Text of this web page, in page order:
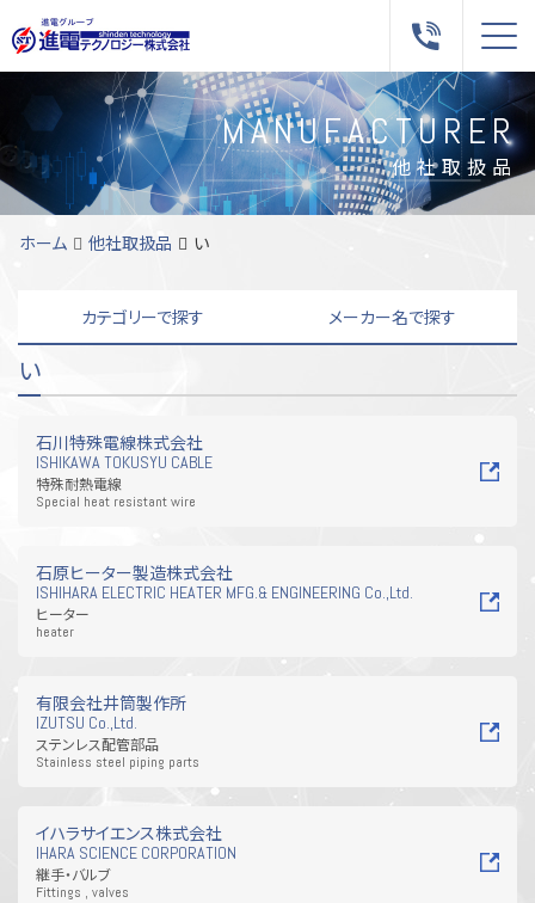
MANUFACTURER
他社取扱品
ホーム 他社取扱品 い
カテゴリーで探す メーカー名で探す
計測・測定・検査
ファン・ポンプ
油圧機器
動力伝達機器
配管機器
工具・資材・消耗品
し
す せ そ た ち つ て と
な
に
は の ま
る
海外メーカー
い
石川特殊電線株式会社
ISHIKAWA TOKUSYU CABLE
特殊耐熱電線
Special heat resistant wire
石原ヒーター製造株式会社
ISHIHARA ELECTRIC HEATER MFG.& ENGINEERING Co.,Ltd.
ヒーター
heater
有限会社井筒製作所
IZUTSU Co.,Ltd.
ステンレス配管部品
Stainless steel piping parts
イハラサイエンス株式会社
IHARA SCIENCE CORPORATION
継手・バルブ
Fittings , valves